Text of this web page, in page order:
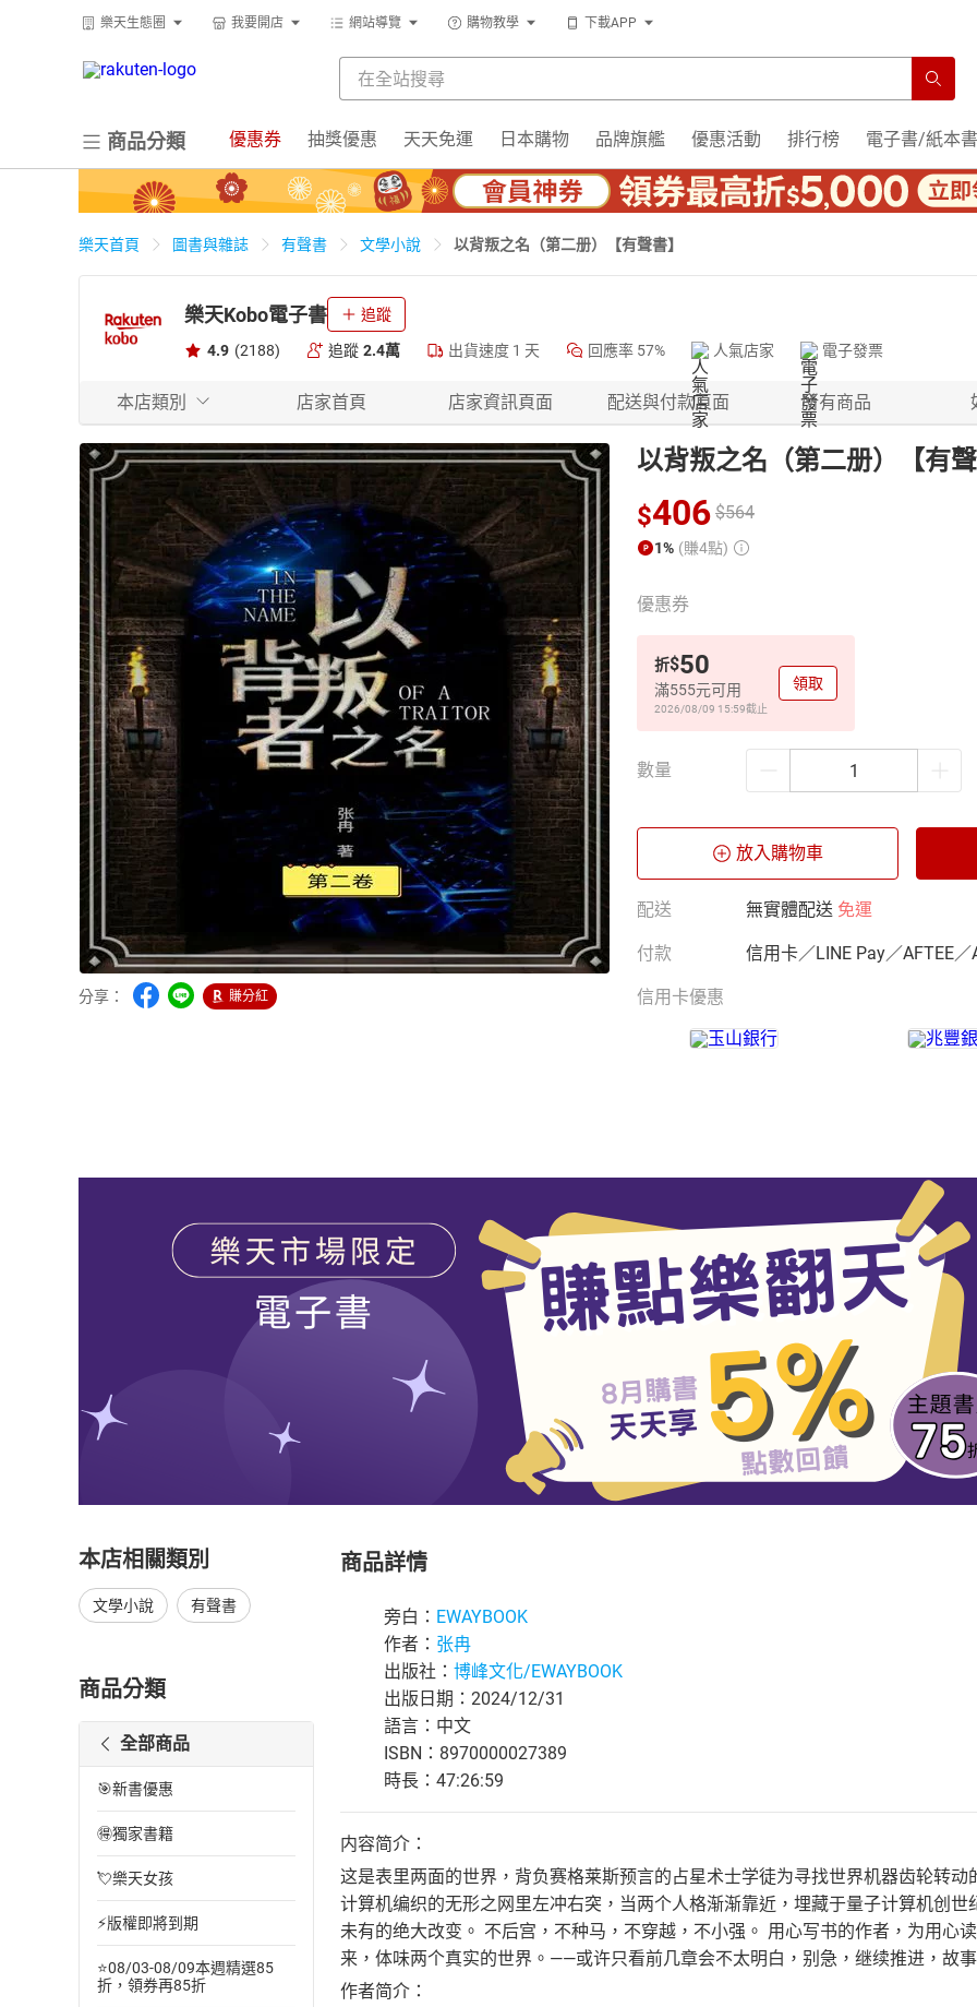
樂天生態圈 我要開店 網站導覽 購物教學 下載APP
商品分類 優惠券 抽獎優惠 天天免運 日本購物 品牌旗艦 優惠活動 排行榜 電子書/紙本書
樂天首頁 圖書與雜誌 有聲書 文學小說 以背叛之名（第二册）【有聲書】
樂天Kobo電子書 追蹤
4.9 (2188) 追蹤 2.4萬 出貨速度 1 天 回應率 57% 人氣店家 電子發票
本店類別 店家首頁 店家資訊頁面 配送與付款頁面 所有商品
分享： 賺分紅
以背叛之名（第二册）【有
$406 $564
1% (賺4點)
優惠券
折$50
滿555元可用
2026/08/09 15:59截止
領取
數量
放入購物車
配送 無實體配送 免運
付款 信用卡／LINE Pay／AFTEE／
信用卡優惠
本店相關類別
文學小說 有聲書
商品分類
全部商品
🎯新書優惠
🉐獨家書籍
💘樂天女孩
⚡版權即將到期
⭐08/03-08/09本週精選85
折，領券再85折
商品詳情
旁白： EWAYBOOK
作者： 张冉
出版社： 博峰文化/EWAYBOOK
出版日期：2024/12/31
語言：中文
ISBN：8970000027389
時長：47:26:59
内容简介：
这是表里两面的世界，背负赛格莱斯预言的占星术士学徒为寻找世界机器齿轮转
计算机编织的无形之网里左冲右突，当两个人格渐渐靠近，埋藏于量子计算机创
未有的绝大改变。 不后宫，不种马，不穿越，不小强。 用心写书的作者，为用心
来，体味两个真实的世界。——或许只看前几章会不太明白，别急，继续推进，故
作者简介：